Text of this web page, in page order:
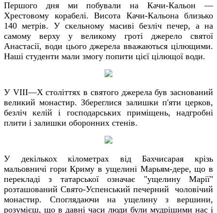
Першого дня ми побували на Качи-Кальон —
Хрестовому корабелі. Висота Качи-Кальона близько
140 метрів. У скельному масиві безліч печер, а на
самому верху у великому гроті джерело святої
Анастасії, води цього джерела вважаються цілющими.
Наші студенти мали змогу попити цієї цілющої води.
У VIII—X століттях в святого джерела був заснований
великий монастир. Збереглися залишки п'яти церков,
безліч келій і господарських приміщень, надгробні
плити і залишки оборонних стенів.
У декількох кілометрах від Бахчисарая крізь
мальовничі гори Криму в ущелині Марьям-дере, що в
перекладі з татарської означає "ущелину Марії"
розташований Свято-Успенський печерний чоловічий
монастир. Споглядаючи на ущелину з вершини,
розумієш, що в давні часи люди були мудрішими нас і